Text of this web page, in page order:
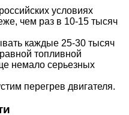
условиях
чем раз в 10-15 тысяч
каждые 25-30 тысяч
топливной
немало серьезных
перегрев двигателя.